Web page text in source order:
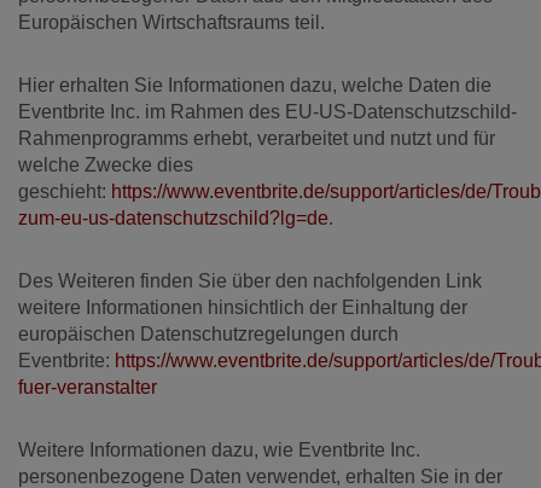
Europäischen Wirtschaftsraums teil.
Hier erhalten Sie Informationen dazu, welche Daten die
Eventbrite Inc. im Rahmen des EU-US-Datenschutzschild-
Rahmenprogramms erhebt, verarbeitet und nutzt und für
welche Zwecke dies
geschieht: https://www.eventbrite.de/support/articles/de/
zum-eu-us-datenschutzschild?lg=de.
Des Weiteren finden Sie über den nachfolgenden Link
weitere Informationen hinsichtlich der Einhaltung der
europäischen Datenschutzregelungen durch
Eventbrite: https://www.eventbrite.de/support/articles/de/
fuer-veranstalter
Weitere Informationen dazu, wie Eventbrite Inc.
personenbezogene Daten verwendet, erhalten Sie in der